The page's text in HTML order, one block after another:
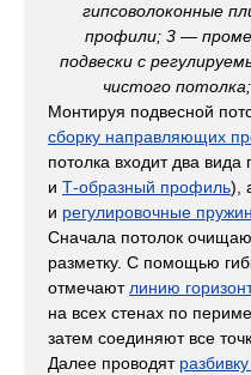
гипсоволоконные
профили; 3 —
подвески с
чистого
Монтируя подвесной
сборку направляющих
потолка входит два
и Т-образный профиль),
и регулировочные
Сначала потолок
разметку. С помощью
отмечаютлинию
на всех стенах по
затем соединяют все
Далее проводят